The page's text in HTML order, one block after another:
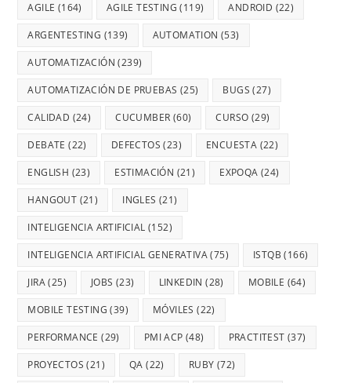
AGILE (164) AGILE TESTING (119) ANDROID (22)
ARGENTESTING (139) AUTOMATION (53)
AUTOMATIZACIÓN (239)
AUTOMATIZACIÓN DE PRUEBAS (25) BUGS (27)
CALIDAD (24) CUCUMBER (60) CURSO (29)
DEBATE (22) DEFECTOS (23) ENCUESTA (22)
ENGLISH (23) ESTIMACIÓN (21) EXPOQA (24)
HANGOUT (21) INGLES (21)
INTELIGENCIA ARTIFICIAL (152)
INTELIGENCIA ARTIFICIAL GENERATIVA(75) ISTQB (166)
JIRA(25) JOBS (23) LINKEDIN (28) MOBILE (64)
MOBILE TESTING (39) MÓVILES (22)
PERFORMANCE (29) PMI ACP (48) PRACTITEST (37)
PROYECTOS (21) QA (22) RUBY (72)